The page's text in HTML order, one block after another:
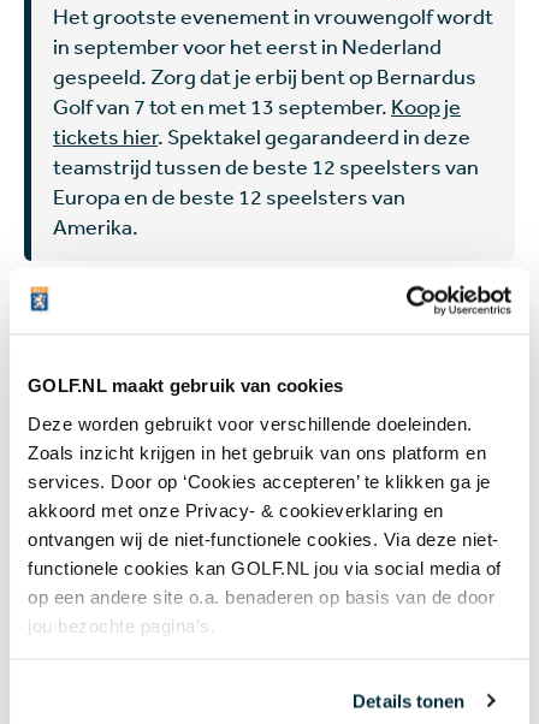
GOLF.NL maakt gebruik van cookies
Deze worden gebruikt voor verschillende doeleinden.
Zoals inzicht krijgen in het gebruik van ons platform en
services. Door op ‘Cookies accepteren’ te klikken ga je
akkoord met onze Privacy- & cookieverklaring en
ontvangen wij de niet-functionele cookies. Via deze niet-
functionele cookies kan GOLF.NL jou via social media of
op een andere site o.a. benaderen op basis van de door
jou bezochte pagina’s.
Details tonen
Het grootste evenement in vrouwengolf wordt
in september voor het eerst in Nederland
gespeeld. Zorg dat je erbij bent op Bernardus
Golf van 7 tot en met 13 september. Koop je
tickets hier. Spektakel gegarandeerd in deze
teamstrijd tussen de beste 12 speelsters van
Europa en de beste 12 speelsters van
Amerika.
Gerelateerd
Utama wint Dutch Ladies Open,
Meekers verbetert beste prestatie
ooit: 'Deze week geeft alleen maar
meer motivatie'
in major op historisch Hazeltine,